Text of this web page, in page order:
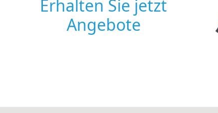
Erhalten Sie jetzt
Angebote